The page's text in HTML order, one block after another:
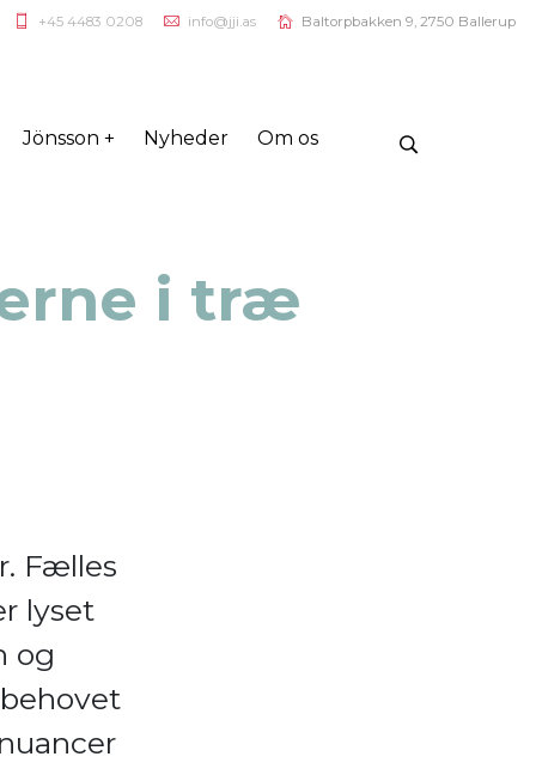
+45 4483 0208 info@jji.as Baltorpbakken 9, 2750 Ballerup
Jönsson + Nyheder Om os
i træ
Fælles
lyset
og